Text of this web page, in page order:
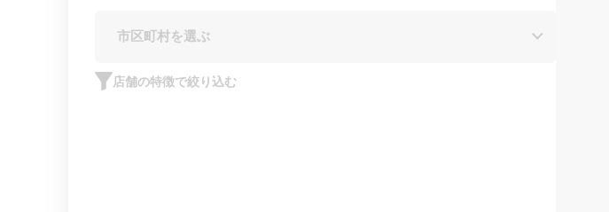
店舗の特徴で絞り込む